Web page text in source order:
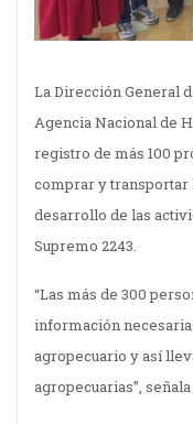
La Dirección General
Agencia Nacional de
registro de más 100
comprar y transportar
desarrollo de las
Supremo 2243.
“Las más de 300
información
agropecuario y así
agropecuarias”,